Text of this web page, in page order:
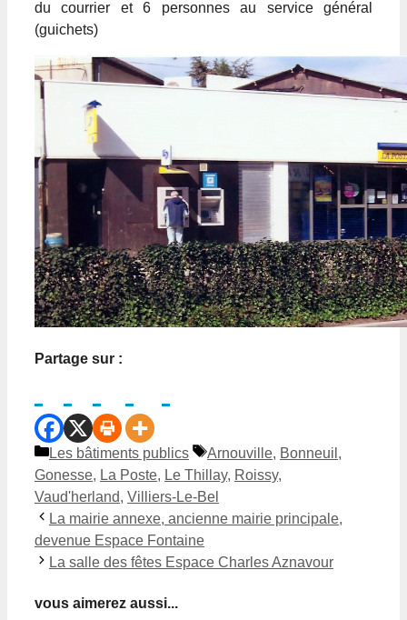
du courrier et 6 personnes au service général
(guichets)
Partage sur :
Catégories
Les bâtiments publics Étiquettes
Arnouville, Bonneuil ,
Gonesse, La Poste, Le Thillay, Roissy,
Vaud'herland, Villiers-Le-Bel
La mairie annexe, ancienne mairie principale,
devenue Espace Fontaine
La salle des fêtes Espace Charles Aznavour
vous aimerez aussi...